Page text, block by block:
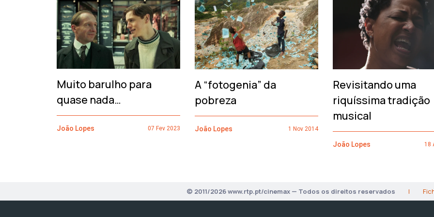
Muito barulho para
quase nada…
João Lopes 07 Fev 2023
A “fotogenia” da
pobreza
João Lopes 1 Nov 2014
Revisitando uma
riquíssima tradição
musical
João Lopes 18
‹
© 2011/2026 www.rtp.pt/cinemax — Todos os direitos reservados |